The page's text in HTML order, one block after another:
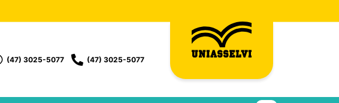
(47) 3025-5077 (47) 3025-5077